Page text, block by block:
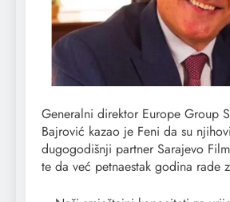
Generalni direktor Europe Group
Bajrović kazao je Feni da su
dugogodišnji partner Sarajevo
te da već petnaestak godina rade